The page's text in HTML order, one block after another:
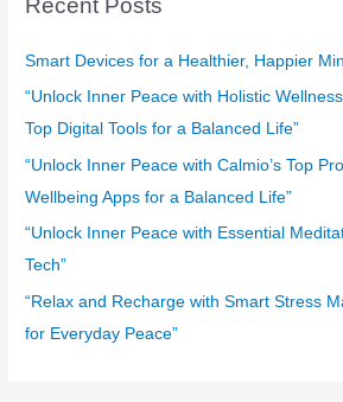
f
o
r
Recent Posts
Smart Devices for a Healthier, Happier
“Unlock Inner Peace with Holistic
Top Digital Tools for a Balanced Life”
“Unlock Inner Peace with Calmio’s Top
Wellbeing Apps for a Balanced Life”
“Unlock Inner Peace with Essential
Tech”
“Relax and Recharge with Smart Stress
for Everyday Peace”